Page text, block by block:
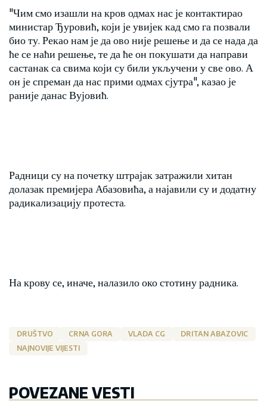
"Чим смо изашли на кров одмах нас је контактирао
министар Ђуровић, који је увијек кад смо га позвали
био ту. Рекао нам је да ово није решење и да се нада да
ће се наћи решење, те да ће он покушати да направи
састанак са свима који су били укључени у све ово. А
он је спреман да нас прими одмах сјутра", казао је
раније данас Вујовић.
Радници су на почетку штрајак затражили хитан
долазак премијера Абазовића, а најавили су и додатну
радикализацију протеста.
На крову се, иначе, налазило око стотину радника.
DRUŠTVO CRNA GORA VLADA CG
DRITAN ABAZOVIC
NAJNOVIJE VIJESTI
POVEZANE VESTI